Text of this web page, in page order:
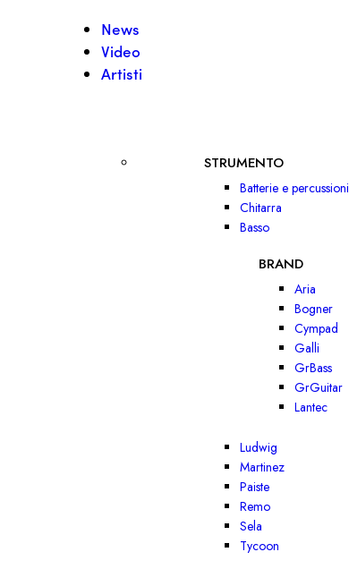
News
Video
Artisti
STRUMENTO
Batterie e percussioni
Chitarra
Basso
BRAND
Aria
Bogner
Cympad
Galli
GrBass
GrGuitar
Lantec
Ludwig
Martinez
Paiste
Remo
Sela
Tycoon